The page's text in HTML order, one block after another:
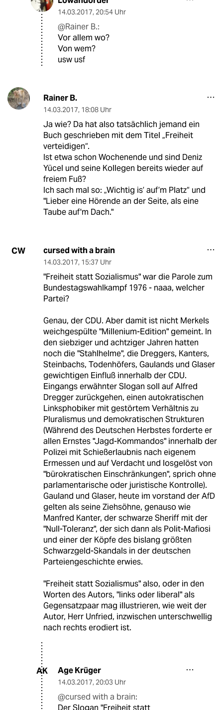
14.03.2017, 20:54 Uhr
@Rainer B.:
Vor allem wo?
Von wem?
usw usf
Rainer B.
14.03.2017, 18:08 Uhr
Ja wie? Da hat also tatsächlich jemand ein
Buch geschrieben mit dem Titel „Freiheit
verteidigen“.
Ist etwa schon Wochenende und sind Deniz
Yücel und seine Kollegen bereits wieder auf
freiem Fuß?
Ich sach mal so: „Wichtig is’ auf’m Platz“ und
"Lieber eine Hörende an der Seite, als eine
Taube auf'm Dach."
CW cursed with a brain
14.03.2017, 15:37 Uhr
"Freiheit statt Sozialismus" war die Parole zum
Bundestagswahlkampf 1976 - naaa, welcher
Partei?
Genau, der CDU. Aber damit ist nicht Merkels
weichgespülte "Millenium-Edition" gemeint. In
den siebziger und achtziger Jahren hatten
noch die "Stahlhelme", die Dreggers, Kanters,
Steinbachs, Todenhöfers, Gaulands und Glaser
gewichtigen Einfluß innerhalb der CDU.
Eingangs erwähnter Slogan soll auf Alfred
Dregger zurückgehen, einen autokratischen
Linksphobiker mit gestörtem Verhältnis zu
Pluralismus und demokratischen Strukturen
(Während des Deutschen Herbstes forderte er
allen Ernstes "Jagd-Kommandos" innerhalb der
Polizei mit Schießerlaubnis nach eigenem
Ermessen und auf Verdacht und losgelöst von
"bürokratischen Einschränkungen", sprich ohne
parlamentarische oder juristische Kontrolle).
Gauland und Glaser, heute im vorstand der AfD
gelten als seine Ziehsöhne, genauso wie
Manfred Kanter, der schwarze Sheriff mit der
"Null-Toleranz", der sich dann als Polit-Mafiosi
und einer der Köpfe des bislang größten
Schwarzgeld-Skandals in der deutschen
Parteiengeschichte erwies.
"Freiheit statt Sozialismus" also, oder in den
Worten des Autors, "links oder liberal" als
Gegensatzpaar mag illustrieren, wie weit der
Autor, Herr Unfried, inzwischen unterschwellig
nach rechts erodiert ist.
AK Age Krüger
14.03.2017, 20:03 Uhr
@cursed with a brain: